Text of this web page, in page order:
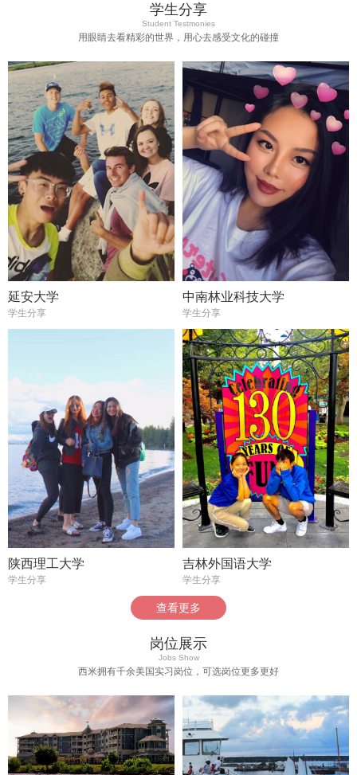
学生分享
Student Testmonies
用眼睛去看精彩的世界，用心去感受文化的碰撞
延安大学
学生分享
中南林业科技大学
学生分享
陕西理工大学
学生分享
吉林外国语大学
学生分享
查看更多
岗位展示
Jobs Show
西米拥有千余美国实习岗位，可选岗位更多更好